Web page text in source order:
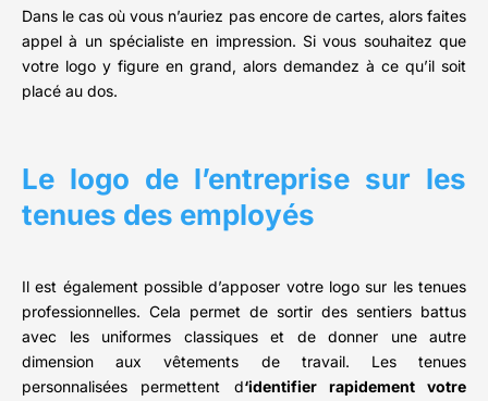
Dans le cas où vous n’auriez pas encore de cartes, alors faites
appel à un spécialiste en impression. Si vous souhaitez que
votre logo y figure en grand, alors demandez à ce qu’il soit
placé au dos.
Le logo de l’entreprise sur les
tenues des employés
Il est également possible d’apposer votre logo sur les tenues
professionnelles. Cela permet de sortir des sentiers battus
avec les uniformes classiques et de donner une autre
dimension aux vêtements de travail. Les tenues
personnalisées permettent d‘identifier rapidement votre